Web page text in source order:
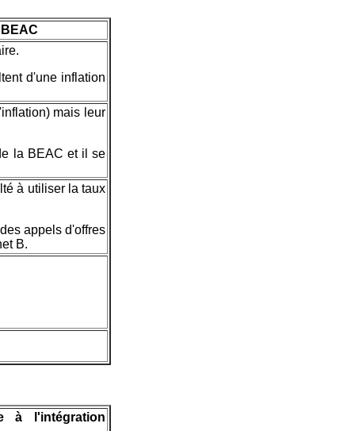
d'une inflation
mais leur
la BEAC et il se
à utiliser la taux
appels d'offres
B.
à l'intégration